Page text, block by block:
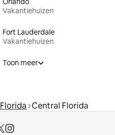
Vakantiehuizen
Fort Lauderdale
Vakantiehuizen
Toon meer
Florida Central Florida